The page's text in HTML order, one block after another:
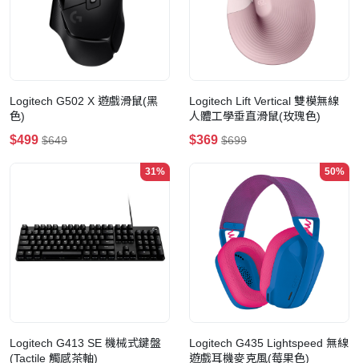
Logitech G502 X 遊戲滑鼠(黑
色)
$499 $649
Logitech Lift Vertical 雙模無線
人體工學垂直滑鼠(玫瑰色)
$369 $699
31%
Logitech G413 SE 機械式鍵盤
(Tactile 觸感茶軸)
50%
Logitech G435 Lightspeed 無線
遊戲耳機麥克風(莓果色)